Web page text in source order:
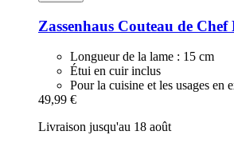
Zassenhaus Couteau de
Longueur de la lame : 15 cm
Étui en cuir inclus
Pour la cuisine et les usages en
49,99 €
Livraison jusqu'au 18 août